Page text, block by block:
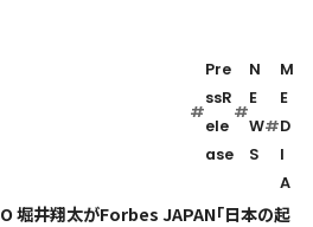
#
Pre
ssR
ele
ase
#
N
E
W
S
#
M
E
D
I
A
堀井翔太がForbes JAPAN「日本の起